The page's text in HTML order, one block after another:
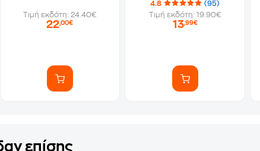
Τιμή εκδότη: 24.40€
22,00€
4.8
(95)
Τιμή εκδότη: 19.90€
13,99€
επίσης